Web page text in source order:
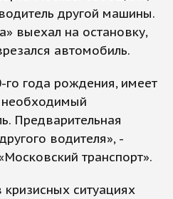
другой машины.
выехал на остановку,
автомобиль.
го года рождения, имеет
необходимый
Предварительная
водителя», -
транспорт».
ситуациях